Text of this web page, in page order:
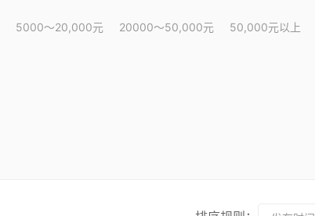
5000～20,000元 20000～50,000元 50,000元以上